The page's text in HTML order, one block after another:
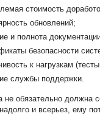
стоимость
обновлений;
и полнота
безопасности
к нагрузкам
службы поддержки.
не обязательно должна
и всерьез, ему